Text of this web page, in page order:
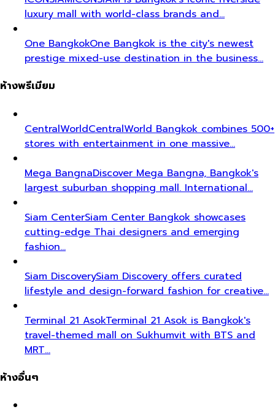
luxury mall with world-class brands and…
One BangkokOne Bangkok is the city's newest
prestige mixed-use destination in the business…
ห้างพรีเมียม
CentralWorldCentralWorld Bangkok combines 500+
stores with entertainment in one massive…
Mega BangnaDiscover Mega Bangna, Bangkok's
largest suburban shopping mall. International…
Siam CenterSiam Center Bangkok showcases
cutting-edge Thai designers and emerging
fashion…
Siam DiscoverySiam Discovery offers curated
lifestyle and design-forward fashion for creative…
Terminal 21 AsokTerminal 21 Asok is Bangkok's
travel-themed mall on Sukhumvit with BTS and
MRT…
ห้างอื่นๆ